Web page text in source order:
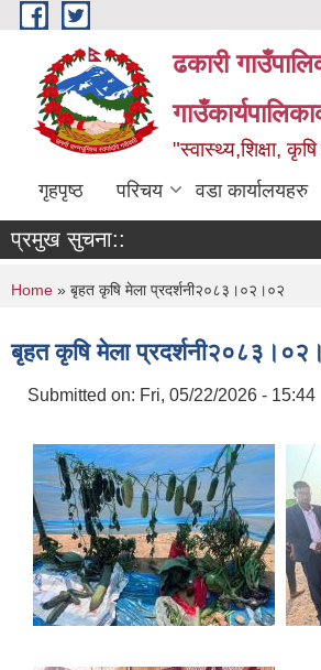
Skip to main content
ढकारी
"स्वास्थ्य,शिक्षा,
गृहपृष्ठ परिचय वडा कार्यालयहरु
प्रमुख सुचना::
You are here
Home » बृहत कृषि मेला प्रदर्शनी२०८३।०२।०२
बृहत कृषि मेला
Submitted on: Fri, 05/22/2026 - 15:44